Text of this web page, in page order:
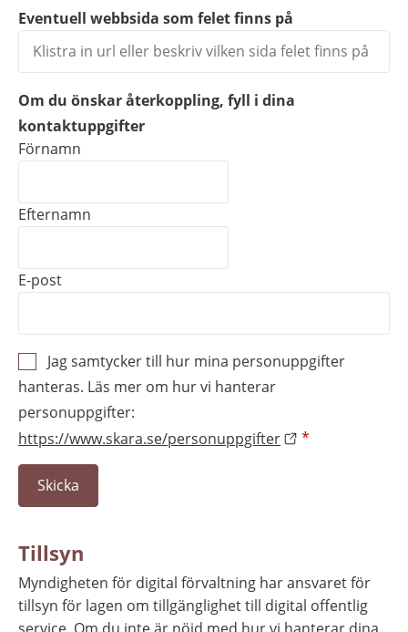
Eventuell webbsida som felet finns på
Om du önskar återkoppling, fyll i dina
kontaktuppgifter
Om du önskar återkoppling, fyll i dina
Förnamn
Efternamn
E-post
Jag samtycker till hur mina personuppgifter
hanteras. Läs mer om hur vi hanterar
personuppgifter:
https://www.skara.se/personuppgifter
*
Tillsyn
Myndigheten för digital förvaltning har ansvaret för
tillsyn för lagen om tillgänglighet till digital offentlig